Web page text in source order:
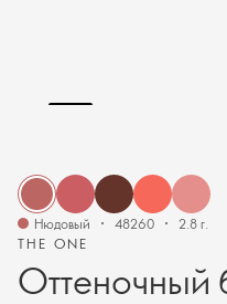
THE ONE
Оттеночный
Нюдовый 48260 2.8 г.